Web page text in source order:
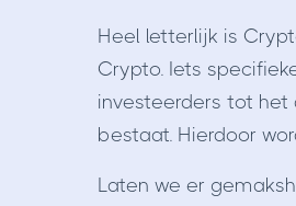
Heel letterlijk is
Crypto. Iets
investeerders tot
bestaat. Hierdoor
Laten we er